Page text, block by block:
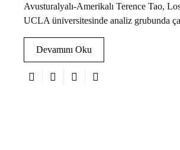
Avusturalyalı-Amerikalı Terence Tao,
UCLA üniversitesinde analiz grubunda
Devamını Oku